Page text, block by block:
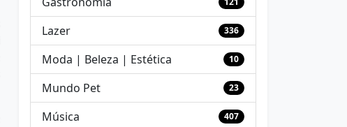
Lazer 336
Moda | Beleza | Estética 10
Mundo Pet 23
Música 407